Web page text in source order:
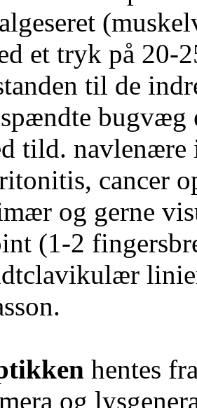
et tryk på 20-
til de
bugvæg
tild. navlenære
cancer
og gerne
(1-2
hentes
og